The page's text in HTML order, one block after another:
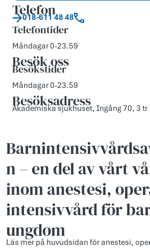
Telefon
018-611 48 48
Telefontider
Måndagar 0-23.59
Besök oss
Besökstider
Måndagar 0-23.59
Besöksadress
Akademiska sjukhuset, Ingång 70, 3 tr
n – en del av vårt
inom anestesi,
intensivvård för
ungdom
Läs mer på huvudsidan för anestesi,